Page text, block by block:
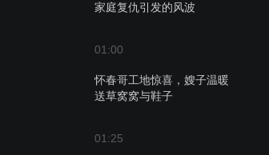
家庭复仇引发的风波
01:00
怀春哥工地惊喜，嫂子温暖
送草窝窝与鞋子
01:25